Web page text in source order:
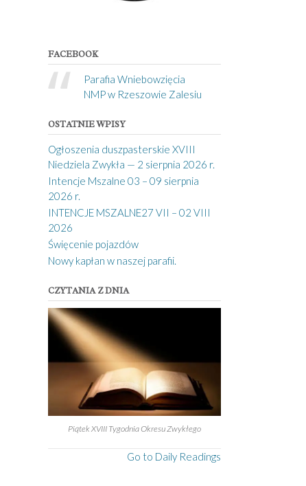
FACEBOOK
Parafia Wniebowzięcia
NMP w Rzeszowie Zalesiu
OSTATNIE WPISY
Ogłoszenia duszpasterskie XVIII
Niedziela Zwykła — 2 sierpnia 2026 r.
Intencje Mszalne 03 – 09 sierpnia
2026 r.
INTENCJE MSZALNE27 VII – 02 VIII
2026
Święcenie pojazdów
Nowy kapłan w naszej parafii.
CZYTANIA Z DNIA
Piątek XVIII Tygodnia Okresu Zwykłego
Go to Daily Readings